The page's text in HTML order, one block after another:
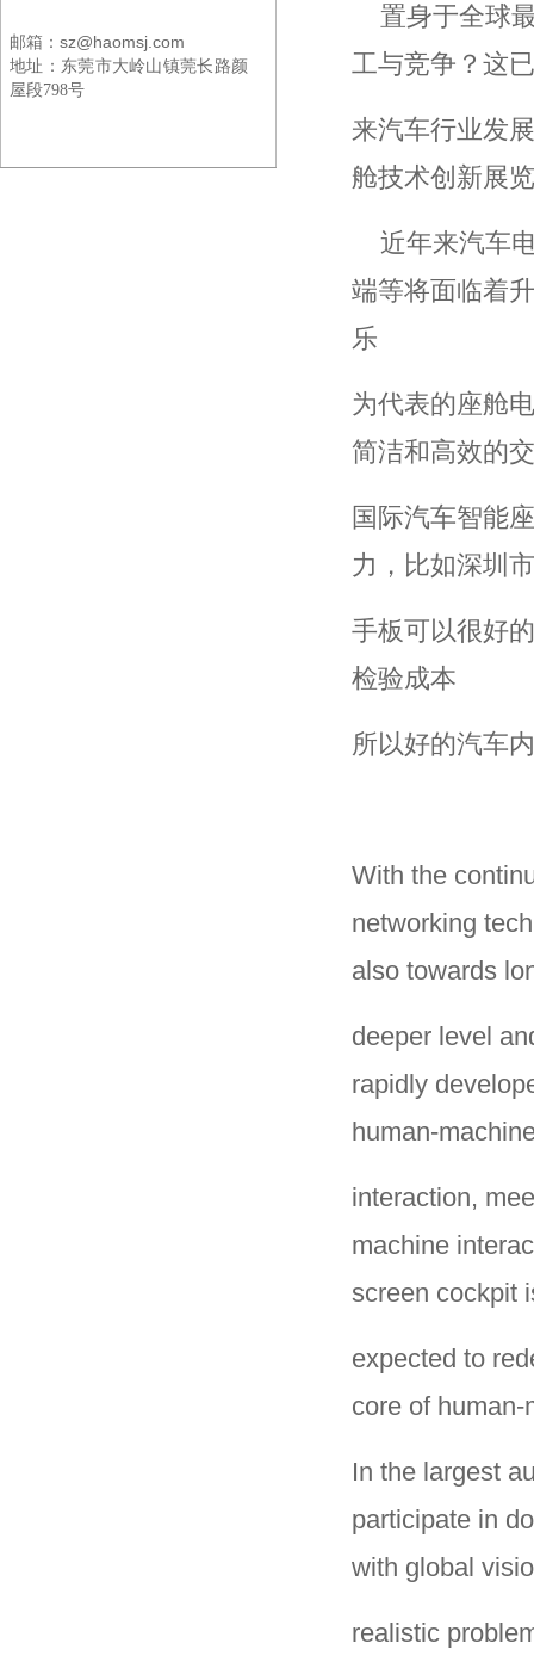
邮箱：sz@haomsj.com
地址： 东莞市大岭山镇莞长路颜
屋段798号
置身于全球
工与竞争？这
来汽车行业发
舱技术创新展
近年来汽车
端等将面临着
乐
为代表的座舱
简洁和高效的
国际汽车智能
力，比如深圳
手板可以很好
检验成本
所以好的汽车
With the
networking
also towards
deeper level
rapidly
human-
interaction,
machine
screen cockpit
expected to
core of
In the largest
participate in
with global
realistic